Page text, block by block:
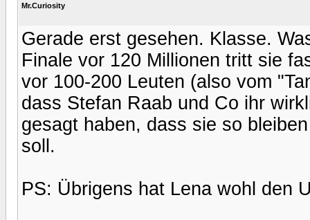
Mr.Curiosity
Gerade erst gesehen. Klasse.
Finale vor 120 Millionen tritt sie
vor 100-200 Leuten (also vom
dass Stefan Raab und Co ihr
gesagt haben, dass sie so
soll.
PS: Übrigens hat Lena wohl den